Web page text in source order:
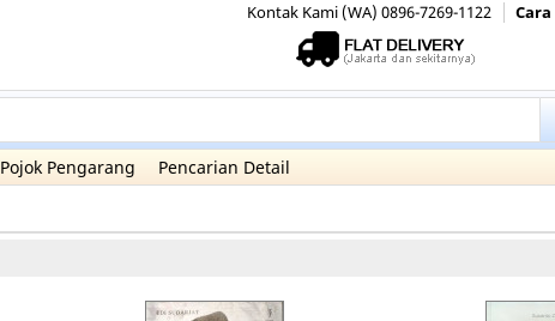
Kontak Kami (WA) 0896-7269-1122
Pojok Pengarang Pencarian Detail